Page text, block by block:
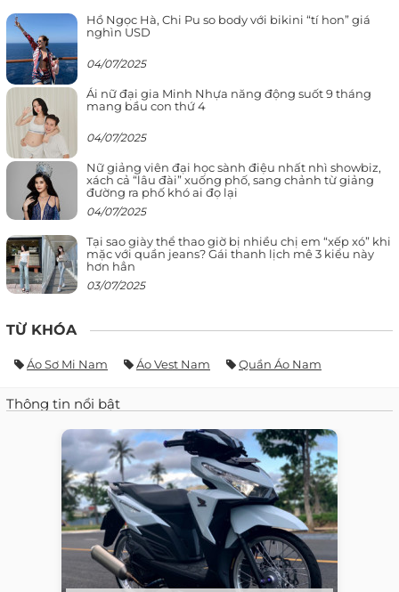
Hồ Ngọc Hà, Chi Pu so body với bikini “tí hon” giá
nghìn USD
04/07/2025
Ái nữ đại gia Minh Nhựa năng động suốt 9 tháng
mang bầu con thứ 4
04/07/2025
Nữ giảng viên đại học sành điệu nhất nhì showbiz,
xách cả “lâu đài” xuống phố, sang chảnh từ giảng
đường ra phố khó ai đọ lại
04/07/2025
Tại sao giày thể thao giờ bị nhiều chị em “xếp xó” khi
mặc với quần jeans? Gái thanh lịch mê 3 kiểu này
hơn hẳn
03/07/2025
TỪ KHÓA
Áo Sơ Mi Nam Áo Vest Nam Quần Áo Nam
Thông tin nổi bật